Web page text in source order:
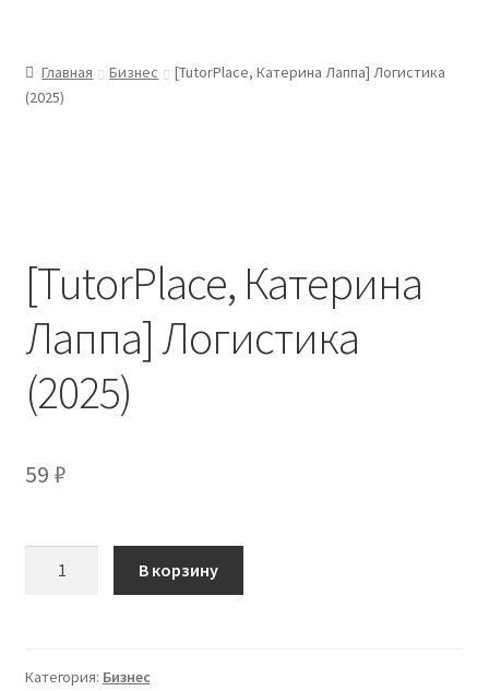
Главная Бизнес
[TutorPlace, Катерина Лаппа] Логистика
(2025)
[TutorPlace, Катерина
Лаппа] Логистика
(2025)
59 ₽
Лаппа]
В корзину
Категория: Бизнес